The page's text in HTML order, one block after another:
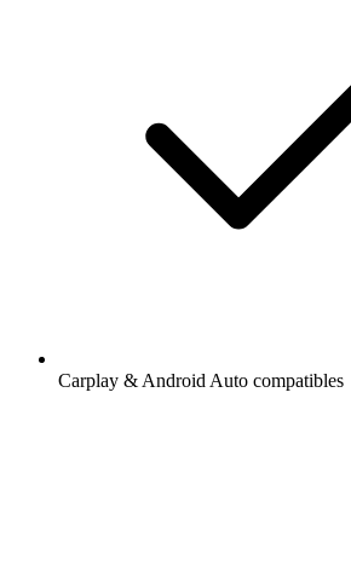
Carplay & Android Auto compatibles